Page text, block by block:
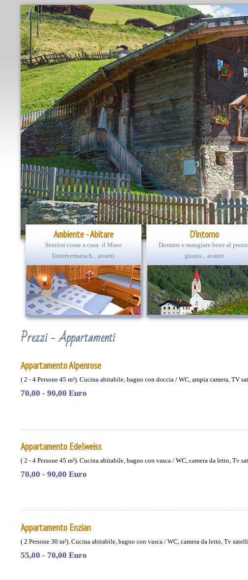
Ambiente - Abitare
Sentirsi come a casa: il Maso
Untervernatsch... avanti
D'intorno
Dormire e mangiare bene al
giusto... avanti
Prezzi - Appartamenti
Appartamento Alpenrose
( 2 - 4 Persone 45 m²). Cucina abitabile, bagno con doccia / WC, ampia camera, TV
70,00 - 90,00 Euro
Appartamento Edelweiss
( 2 - 4 Persone 45 m²). Cucina abitabile, bagno con vasca / WC, camera da letto, Tv
70,00 - 90,00 Euro
Appartamento Enzian
( 2 Persone 30 m²). Cucina abitabile, bagno con vasca / WC, camera da letto, Tv
55,00 - 70,00 Euro